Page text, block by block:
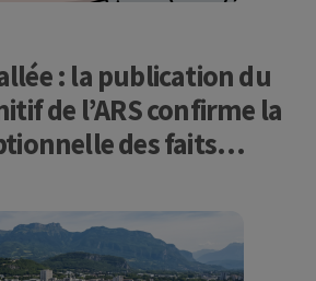
: la publication du
de l’ARS confirme la
des faits